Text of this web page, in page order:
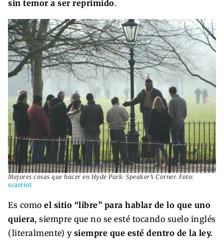
sin temor a ser reprimido.
Mejores cosas que hacer en Hyde Park: Speaker’s Corner. Foto:
scarriot
Es como el sitio “libre” para hablar de lo que uno
quiera, siempre que no se esté tocando suelo inglés
(literalmente) y siempre que esté dentro de la ley.